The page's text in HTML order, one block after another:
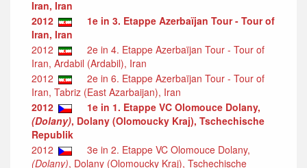
Iran, Iran
2012
1e in 3. Etappe Azerbaïjan Tour - Tour of
Iran, Iran
2012
2e in 4. Etappe Azerbaïjan Tour - Tour of
Iran, Ardabil (Ardabil), Iran
2012
2e in 6. Etappe Azerbaïjan Tour - Tour of
Iran, Tabriz (East Azarbaijan), Iran
2012
1e in 1. Etappe VC Olomouce Dolany,
(Dolany), Dolany (Olomoucky Kraj), Tschechische
Republik
2012
3e in 2. Etappe VC Olomouce Dolany,
(Dolany), Dolany (Olomoucky Kraj), Tschechische